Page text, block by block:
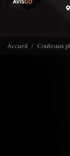
Accueil Couteaux